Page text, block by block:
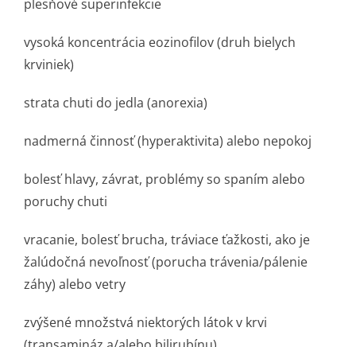
plesňové superinfekcie
vysoká koncentrácia eozinofilov (druh bielych
krviniek)
strata chuti do jedla (anorexia)
nadmerná činnosť (hyperaktivita) alebo nepokoj
bolesť hlavy, závrat, problémy so spaním alebo
poruchy chuti
vracanie, bolesť brucha, tráviace ťažkosti, ako je
žalúdočná nevoľnosť (porucha trávenia/pálenie
záhy) alebo vetry
zvýšené množstvá niektorých látok v krvi